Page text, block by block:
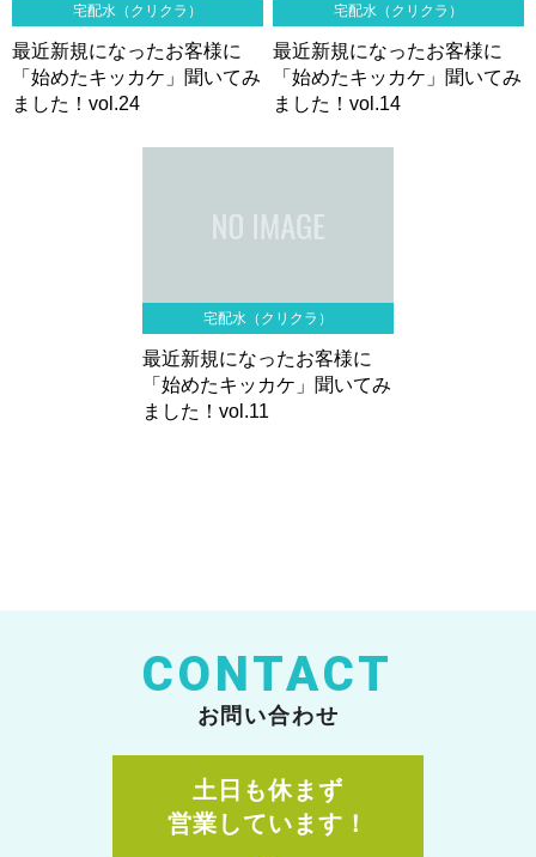
宅配水（クリクラ）
最近新規になったお客様に
「始めたキッカケ」聞いてみ
ました！vol.24
宅配水（クリクラ）
最近新規になったお客様に
「始めたキッカケ」聞いてみ
ました！vol.14
宅配水（クリクラ）
最近新規になったお客様に
「始めたキッカケ」聞いてみ
ました！vol.11
CONTACT
お問い合わせ
土日も休まず
営業しています！